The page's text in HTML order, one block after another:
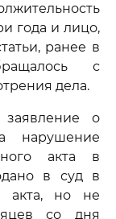
года и лицо,
ранее в
с
дела.
заявление о
нарушение
акта в
в суд в
акта, но не
со дня